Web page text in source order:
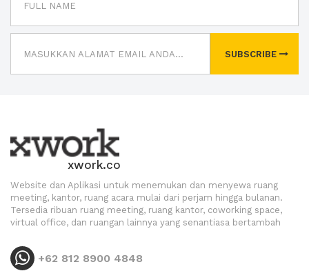
SUBSCRIBE
xwork.co
Website dan Aplikasi untuk menemukan dan menyewa ruang
meeting, kantor, ruang acara mulai dari perjam hingga bulanan.
Tersedia ribuan ruang meeting, ruang kantor, coworking space,
virtual office, dan ruangan lainnya yang senantiasa bertambah
+62 812 8900 4848